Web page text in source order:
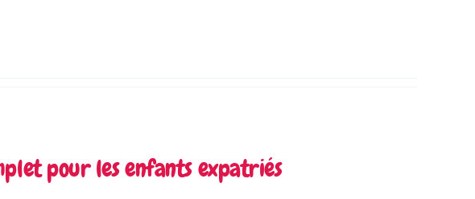
pour les enfants expatriés